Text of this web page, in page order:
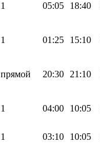
1 05:05 18:40
1 01:25 15:10
прямой 20:30 21:10
1 04:00 10:05
1 03:10 10:05